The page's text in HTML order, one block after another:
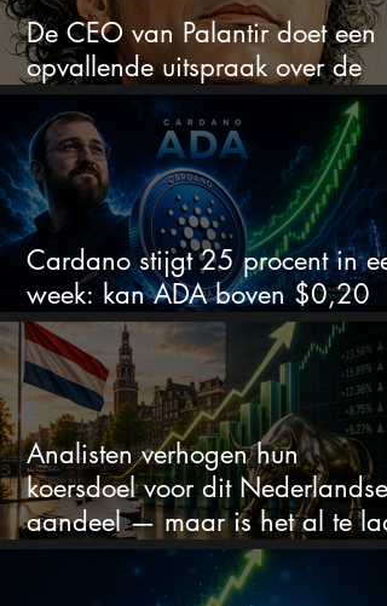
De CEO van Palantir doet een
opvallende uitspraak over de
beurs
Cardano stijgt 25 procent in
week: kan ADA boven $0,20
blijven?
Analisten verhogen hun
koersdoel voor dit Nederlandse
aandeel — maar is het al te laat
om in te stappen?